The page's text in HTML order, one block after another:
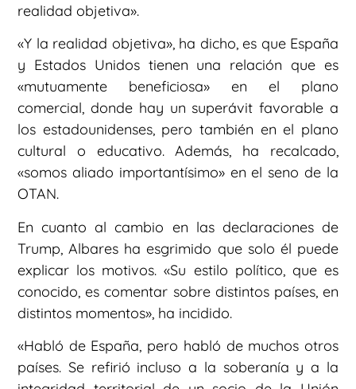
realidad objetiva».
«Y la realidad objetiva», ha dicho, es que España
y Estados Unidos tienen una relación que es
«mutuamente beneficiosa» en el plano
comercial, donde hay un superávit favorable a
los estadounidenses, pero también en el plano
cultural o educativo. Además, ha recalcado,
«somos aliado importantísimo» en el seno de la
OTAN.
En cuanto al cambio en las declaraciones de
Trump, Albares ha esgrimido que solo él puede
explicar los motivos. «Su estilo político, que es
conocido, es comentar sobre distintos países, en
distintos momentos», ha incidido.
«Habló de España, pero habló de muchos otros
países. Se refirió incluso a la soberanía y a la